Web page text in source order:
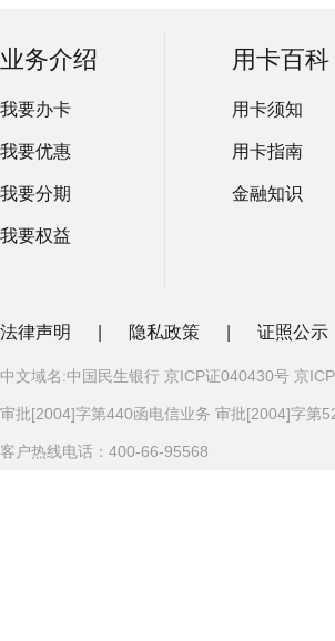
业务介绍
我要办卡
我要优惠
我要分期
我要权益
用卡百科
用卡须知
用卡指南
金融知识
法律声明 隐私政策 证照公示
中文域名:中国民生银行 京ICP证040430号 京
审批[2004]字第440函电信业务 审批[2004]字第
客户热线电话：400-66-95568